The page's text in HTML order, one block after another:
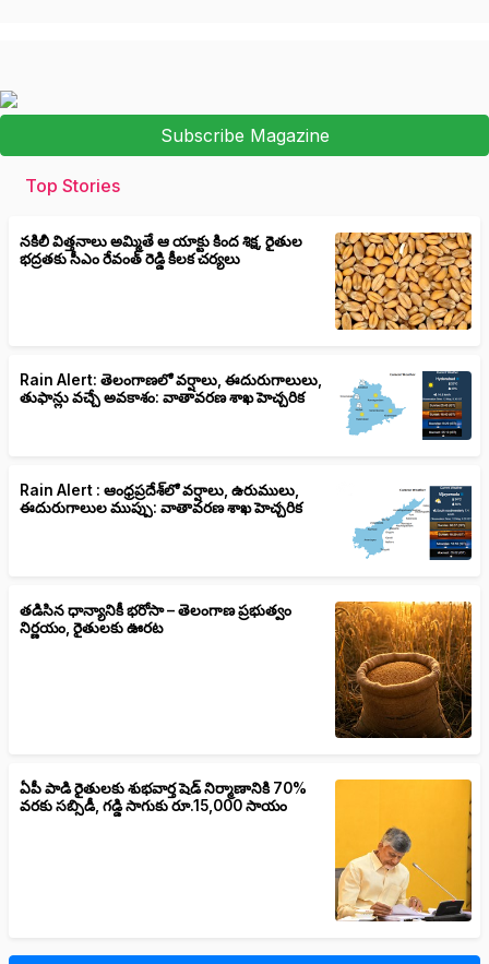
Subscribe Magazine
Top Stories
నకిలీ విత్తనాలు అమ్మితే ఆ యాక్టు కింద శిక్ష, రైతుల
భద్రతకు సీఎం రేవంత్ రెడ్డి కీలక చర్యలు
Rain Alert: తెలంగాణలో వర్షాలు, ఈదురుగాలులు,
తుఫాన్లు వచ్చే అవకాశం: వాతావరణ శాఖ హెచ్చరిక
Rain Alert : ఆంధ్రప్రదేశ్‌లో వర్షాలు, ఉరుములు,
ఈదురుగాలుల ముప్పు: వాతావరణ శాఖ హెచ్చరిక
తడిసిన ధాన్యానికీ భరోసా – తెలంగాణ ప్రభుత్వం
నిర్ణయం, రైతులకు ఊరట
ఏపీ పాడి రైతులకు శుభవార్త షెడ్ నిర్మాణానికి 70%
వరకు సబ్సిడీ, గడ్డి సాగుకు రూ.15,000 సాయం